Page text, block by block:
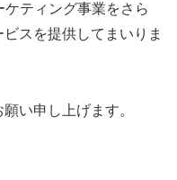
ティング事業をさら
スを提供してまいりま
い申し上げます。